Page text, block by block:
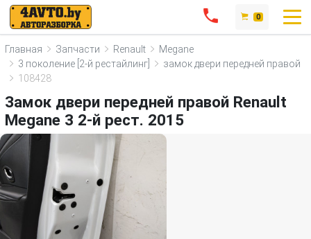
0
Главная Запчасти Renault
Megane
3 поколение [2-й рестайлинг]
замок двери передней правой
108428
Замок двери передней правой Renault
Megane 3 2-й рест. 2015